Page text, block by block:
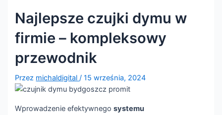
Przeciwpożarowe
Systemy
Przeciwpożarowe
Teletechnika
RCP
Najlepsze czujki dymu w
firmie – kompleksowy
przewodnik
Przez michaldigital/15 września, 2024
Wprowadzenie efektywnegosystemu